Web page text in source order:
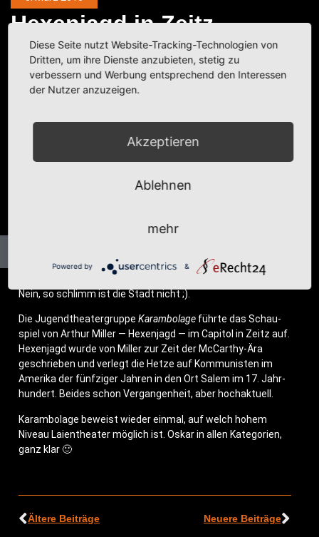
Hexen­jagd in Zeitz
Kategorie:Events,Fotobeiträge
Nein, so schlimm ist die Stadt nicht ;).
Die Jugend­thea­ter­grup­peKaram­bo­la­ge führ­te das Schau­
spiel von Arthur Mil­ler — Hexen­jagd — im Capi­tol in Zeitz auf.
Hexen­jagd wur­de von Mil­ler zur Zeit der McCar­thy-Ära
geschrie­ben und ver­legt die Het­ze auf Kom­mu­nis­ten im
Ame­ri­ka der fünf­zi­ger Jah­ren in den Ort Salem im 17. Jahr­
hun­dert. Bei­des schon Ver­gan­gen­heit, aber hochaktuell.
Karam­bo­la­ge beweist wie­der ein­mal, auf welch hohem
Niveau Lai­en­thea­ter mög­lich ist. Oskar in allen Kate­go­rien,
ganz klar 🙂
Ältere Beiträge Neuere Beiträge
Diese Seite nutzt Website-Tracking-Technologien von
Dritten, um ihre Dienste anzubieten, stetig zu
verbessern und Werbung entsprechend den Interessen
der Nutzer anzuzeigen.
Akzeptieren
Ablehnen
mehr
Powered by &